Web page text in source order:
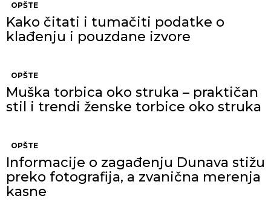
OPŠTE
Kako čitati i tumačiti podatke o
klađenju i pouzdane izvore
OPŠTE
Muška torbica oko struka – praktičan
stil i trendi ženske torbice oko struka
OPŠTE
Informacije o zagađenju Dunava stižu
preko fotografija, a zvanična merenja
kasne